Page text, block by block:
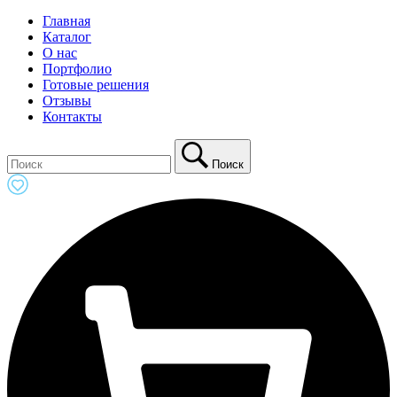
Главная
Каталог
О нас
Портфолио
Готовые решения
Отзывы
Контакты
Поиск